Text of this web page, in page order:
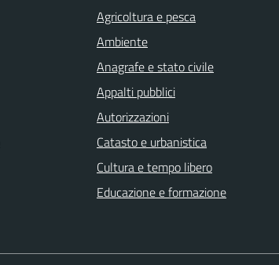
Agricoltura e pesca
Ambiente
Anagrafe e stato civile
Appalti pubblici
Autorizzazioni
Catasto e urbanistica
Cultura e tempo libero
Educazione e formazione